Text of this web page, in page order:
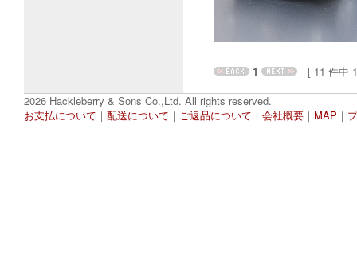
1
[ 11 件中 1
2026 Hackleberry & Sons Co.,Ltd. All rights reserved.
お支払について ｜ 配送について ｜ ご返品について ｜ 会社概要 ｜ MAP ｜